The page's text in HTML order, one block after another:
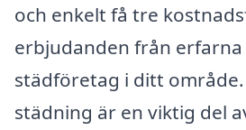
och enkelt få tre
erbjudanden från
städföretag i ditt
städning är en viktig del